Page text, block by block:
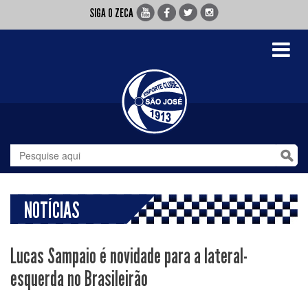
SIGA O ZECA
Toggle
NOTÍCIAS
Lucas Sampaio é novidade para a lateral-
esquerda no Brasileirão